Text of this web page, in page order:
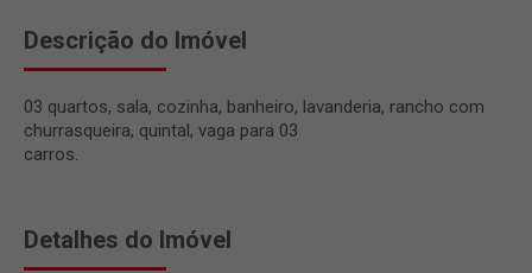
Descrição do Imóvel
03 quartos, sala, cozinha, banheiro, lavanderia, rancho com
churrasqueira, quintal, vaga para 03
carros.
Detalhes do Imóvel